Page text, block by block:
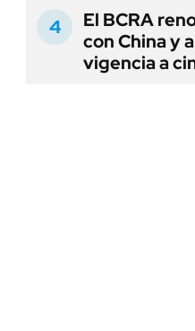
El BCRA
con China y
vigencia a